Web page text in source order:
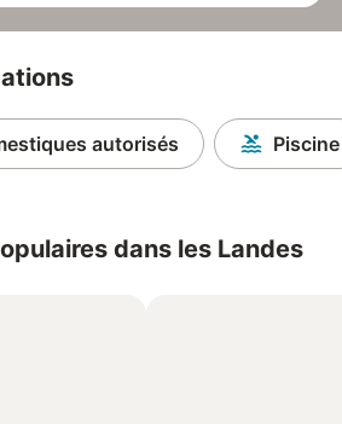
autorisés Piscine
dans les Landes